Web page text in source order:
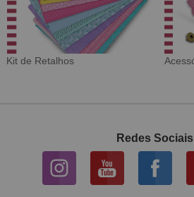
Tecido Digital
Redes Sociais